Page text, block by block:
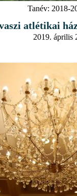
Tanév: 2018-
atlétikai
2019. április